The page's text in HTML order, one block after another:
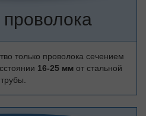
только проволока сечением
16-25 мм от стальной
трубы.